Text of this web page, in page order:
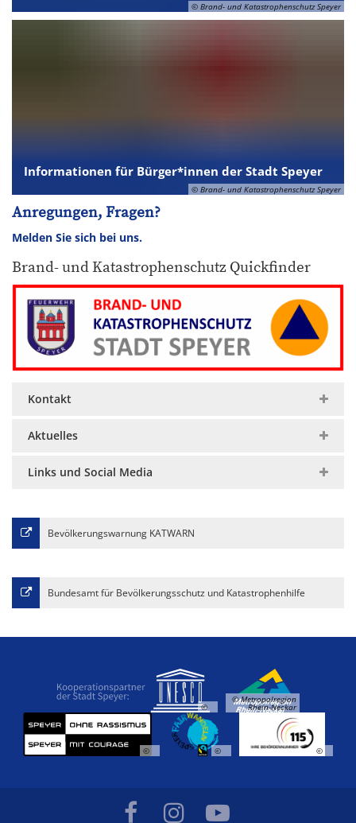
© Brand- und Katastrophenschutz Speyer
© Brand- und Katastrophenschutz Speyer
Informationen für Bürger*innen der Stadt Speyer
Anregungen, Fragen?
Melden Sie sich bei uns.
Brand- und Katastrophenschutz Quickfinder
Kontakt
Aktuelles
Links und Social Media
Bevölkerungswarnung KATWARN
Bundesamt für Bevölkerungsschutz und Katastrophenhilfe
©
© Metropolregion
Rhein-Neckar
© © ©